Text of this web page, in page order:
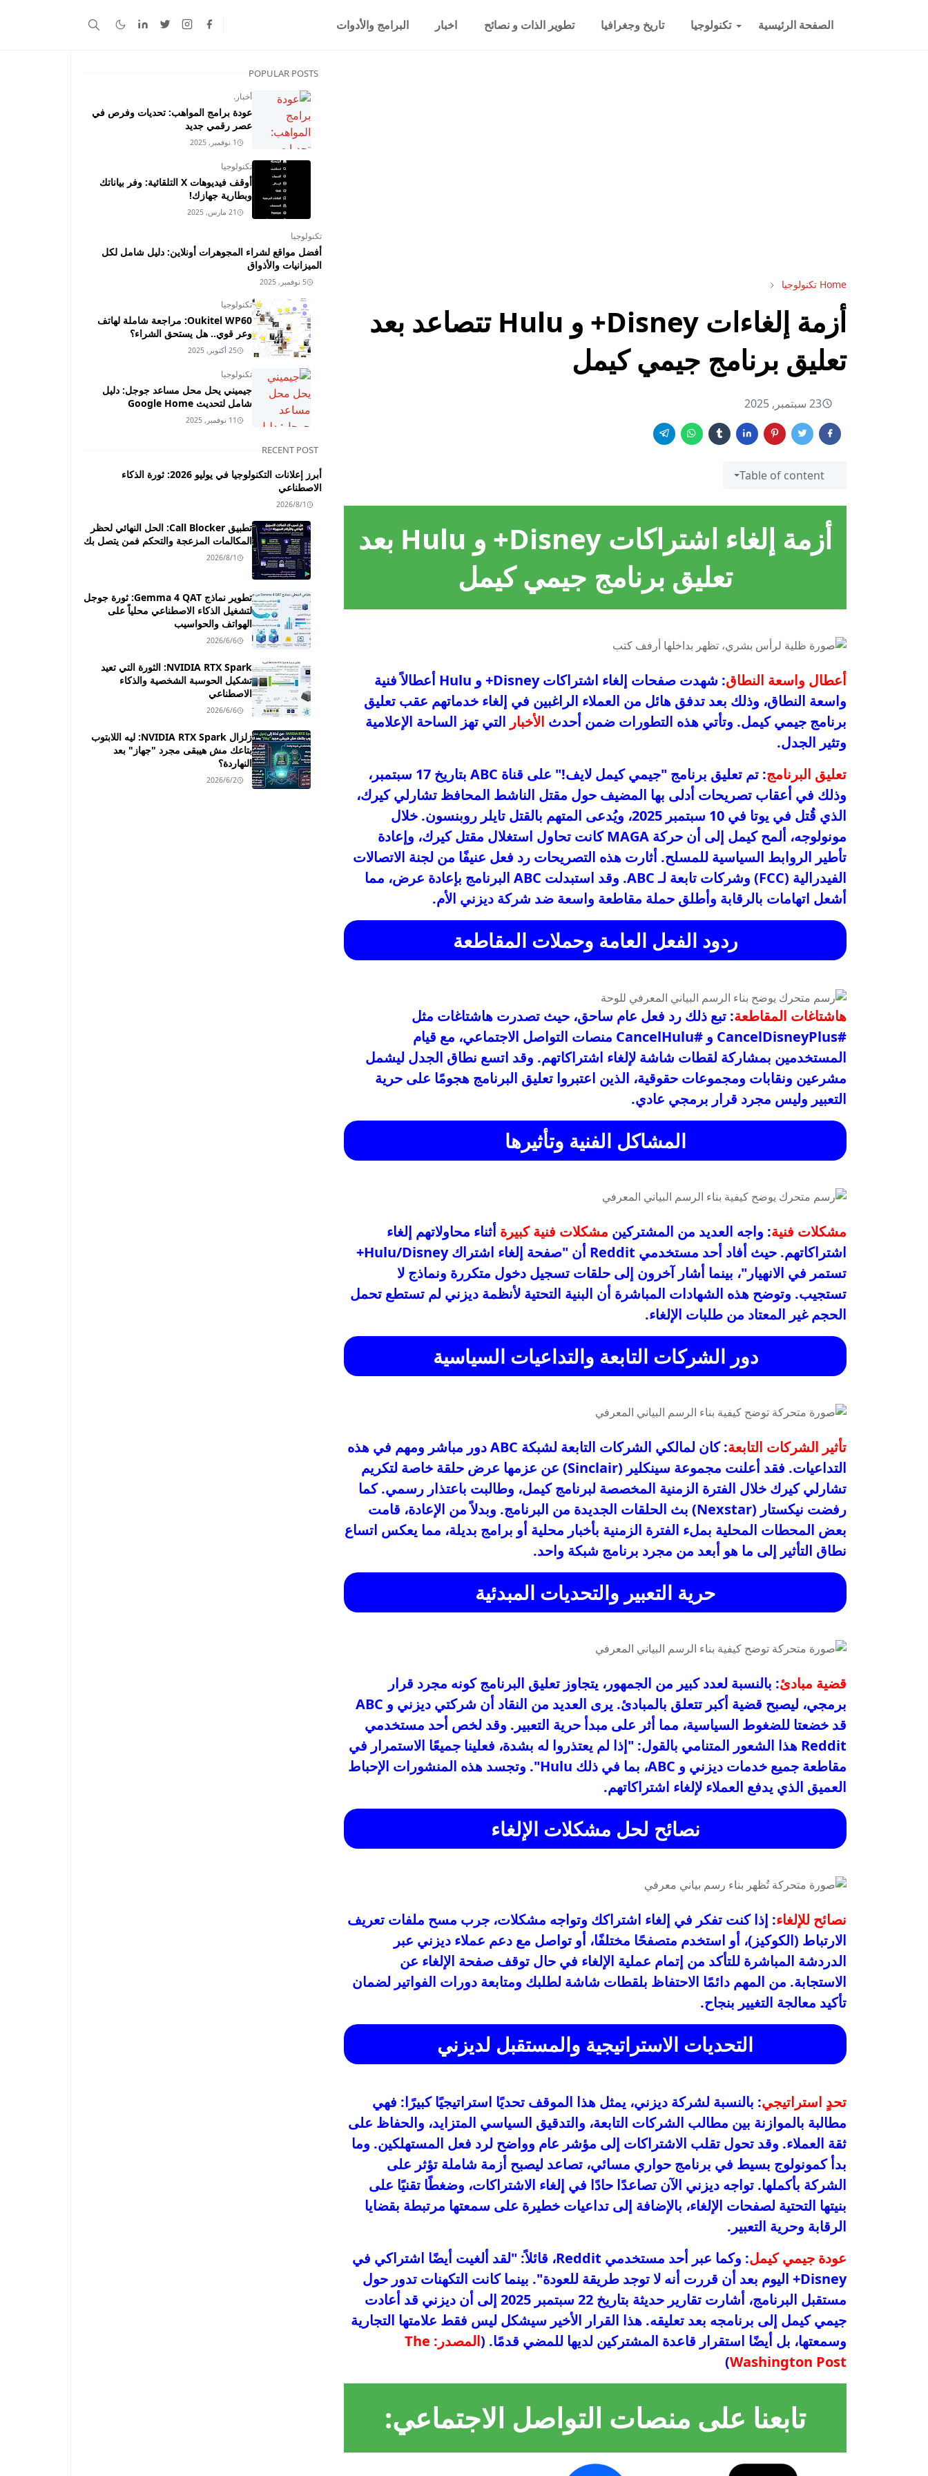
الصفحة الرئيسية تكنولوجيا تاريخ وجغرافيا تطوير الذات و نصائح اخبار البرامج والأدوات
Home تكنولوجيا
أزمة إلغاءات Disney+ و Hulu تتصاعد بعد
تعليق برنامج جيمي كيمل
23 سبتمبر, 2025
Table of content
أزمة إلغاء اشتراكات Disney+ و Hulu بعد
تعليق برنامج جيمي كيمل
أعطال واسعة النطاق
: شهدت صفحات إلغاء اشتراكات Disney+ و Hulu أعطالاً فنية
واسعة النطاق، وذلك بعد تدفق هائل من العملاء الراغبين في إلغاء خدماتهم عقب تعليق
برنامج جيمي كيمل. وتأتي هذه التطورات ضمن أحدث الأخبار التي تهز الساحة الإعلامية
وتثير الجدل.
تعليق البرنامج
: تم تعليق برنامج "جيمي كيمل لايف!" على قناة ABC بتاريخ 17 سبتمبر،
وذلك في أعقاب تصريحات أدلى بها المضيف حول مقتل الناشط المحافظ تشارلي كيرك،
الذي قُتل في يوتا في 10 سبتمبر 2025، ويُدعى المتهم بالقتل تايلر روبنسون. خلال
مونولوجه، ألمح كيمل إلى أن حركة MAGA كانت تحاول استغلال مقتل كيرك، وإعادة
تأطير الروابط السياسية للمسلح. أثارت هذه التصريحات رد فعل عنيفًا من لجنة الاتصالات
الفيدرالية (FCC) وشركات تابعة لـ ABC. وقد استبدلت ABC البرنامج بإعادة عرض، مما
أشعل اتهامات بالرقابة وأطلق حملة مقاطعة واسعة ضد شركة ديزني الأم.
ردود الفعل العامة وحملات المقاطعة
هاشتاغات المقاطعة: تبع ذلك رد فعل عام ساحق، حيث تصدرت هاشتاغات مثل
#CancelDisneyPlus و #CancelHulu منصات التواصل الاجتماعي، مع قيام
المستخدمين بمشاركة لقطات شاشة لإلغاء اشتراكاتهم. وقد اتسع نطاق الجدل ليشمل
مشرعين ونقابات ومجموعات حقوقية، الذين اعتبروا تعليق البرنامج هجومًا على حرية
التعبير وليس مجرد قرار برمجي عادي.
المشاكل الفنية وتأثيرها
مشكلات فنية: واجه العديد من المشتركين مشكلات فنية كبيرة أثناء محاولاتهم إلغاء
اشتراكاتهم. حيث أفاد أحد مستخدمي Reddit أن "صفحة إلغاء اشتراك Hulu/Disney+
تستمر في الانهيار"، بينما أشار آخرون إلى حلقات تسجيل دخول متكررة ونماذج لا
تستجيب. وتوضح هذه الشهادات المباشرة أن البنية التحتية لأنظمة ديزني لم تستطع تحمل
الحجم غير المعتاد من طلبات الإلغاء.
دور الشركات التابعة والتداعيات السياسية
تأثير الشركات التابعة
: كان لمالكي الشركات التابعة لشبكة ABC دور مباشر ومهم في هذه
التداعيات. فقد أعلنت مجموعة سينكلير (Sinclair) عن عزمها عرض حلقة خاصة لتكريم
تشارلي كيرك خلال الفترة الزمنية المخصصة لبرنامج كيمل، وطالبت باعتذار رسمي. كما
رفضت نيكستار (Nexstar) بث الحلقات الجديدة من البرنامج. وبدلاً من الإعادة، قامت
بعض المحطات المحلية بملء الفترة الزمنية بأخبار محلية أو برامج بديلة، مما يعكس اتساع
نطاق التأثير إلى ما هو أبعد من مجرد برنامج شبكة واحد.
حرية التعبير والتحديات المبدئية
قضية مبادئ: بالنسبة لعدد كبير من الجمهور، يتجاوز تعليق البرنامج كونه مجرد قرار
برمجي، ليصبح قضية أكبر تتعلق بالمبادئ. يرى العديد من النقاد أن شركتي ديزني و ABC
قد خضعتا للضغوط السياسية، مما أثر على مبدأ حرية التعبير. وقد لخص أحد مستخدمي
Reddit هذا الشعور المتنامي بالقول: "إذا لم يعتذروا له بشدة، فعلينا جميعًا الاستمرار في
مقاطعة جميع خدمات ديزني و ABC، بما في ذلك Hulu". وتجسد هذه المنشورات الإحباط
العميق الذي يدفع العملاء لإلغاء اشتراكاتهم.
نصائح لحل مشكلات الإلغاء
نصائح للإلغاء: إذا كنت تفكر في إلغاء اشتراكك وتواجه مشكلات، جرب مسح ملفات تعريف
الارتباط (الكوكيز)، أو استخدم متصفحًا مختلفًا، أو تواصل مع دعم عملاء ديزني عبر
الدردشة المباشرة للتأكد من إتمام عملية الإلغاء في حال توقف صفحة الإلغاء عن
الاستجابة. من المهم دائمًا الاحتفاظ بلقطات شاشة لطلبك ومتابعة دورات الفواتير لضمان
تأكيد معالجة التغيير بنجاح.
التحديات الاستراتيجية والمستقبل لديزني
تحدٍ استراتيجي: بالنسبة لشركة ديزني، يمثل هذا الموقف تحديًا استراتيجيًا كبيرًا: فهي
مطالبة بالموازنة بين مطالب الشركات التابعة، والتدقيق السياسي المتزايد، والحفاظ على
ثقة العملاء. وقد تحول تقلب الاشتراكات إلى مؤشر عام وواضح لرد فعل المستهلكين. وما
بدأ كمونولوج بسيط في برنامج حواري مسائي، تصاعد ليصبح أزمة شاملة تؤثر على
الشركة بأكملها. تواجه ديزني الآن تصاعدًا حادًا في إلغاء الاشتراكات، وضغطًا تقنيًا على
بنيتها التحتية لصفحات الإلغاء، بالإضافة إلى تداعيات خطيرة على سمعتها مرتبطة بقضايا
الرقابة وحرية التعبير.
عودة جيمي كيمل
: وكما عبر أحد مستخدمي Reddit، قائلاً: "لقد ألغيت أيضًا اشتراكي في
Disney+ اليوم بعد أن قررت أنه لا توجد طريقة للعودة". بينما كانت التكهنات تدور حول
مستقبل البرنامج، أشارت تقارير حديثة بتاريخ 22 سبتمبر 2025 إلى أن ديزني قد أعادت
جيمي كيمل إلى برنامجه بعد تعليقه. هذا القرار الأخير سيشكل ليس فقط علامتها التجارية
وسمعتها، بل أيضًا استقرار قاعدة المشتركين لديها للمضي قدمًا. (
المصدر: The
Washington Post
)
تابعنا على منصات التواصل الاجتماعي:
POPULAR POSTS
أخبار.
عودة برامج المواهب: تحديات وفرص في
عصر رقمي جديد
1 نوفمبر, 2025
تكنولوجيا
أوقف فيديوهات X التلقائية: وفر بياناتك
وبطارية جهازك!
21 مارس, 2025
تكنولوجيا
أفضل مواقع لشراء المجوهرات أونلاين: دليل شامل لكل
الميزانيات والأذواق
5 نوفمبر, 2025
تكنولوجيا
Oukitel WP60: مراجعة شاملة لهاتف
وعر قوي.. هل يستحق الشراء؟
25 أكتوبر, 2025
تكنولوجيا
جيميني يحل محل مساعد جوجل: دليل
شامل لتحديث Google Home
11 نوفمبر, 2025
RECENT POST
أبرز إعلانات التكنولوجيا في يوليو 2026: ثورة الذكاء
الاصطناعي
2026/8/1
تطبيق Call Blocker: الحل النهائي لحظر
المكالمات المزعجة والتحكم فمن يتصل بك
2026/8/1
تطوير نماذج Gemma 4 QAT: ثورة جوجل
لتشغيل الذكاء الاصطناعي محلياً على
الهواتف والحواسيب
2026/6/6
NVIDIA RTX Spark: الثورة التي تعيد
تشكيل الحوسبة الشخصية والذكاء
الاصطناعي
2026/6/6
زلزال NVIDIA RTX Spark: ليه اللابتوب
بتاعك مش هيبقى مجرد "جهاز" بعد
النهاردة؟
2026/6/2